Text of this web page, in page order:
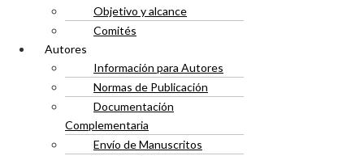
Objetivo y alcance
Comités
Autores
Información para Autores
Normas de Publicación
Documentación
Complementaria
Envío de Manuscritos